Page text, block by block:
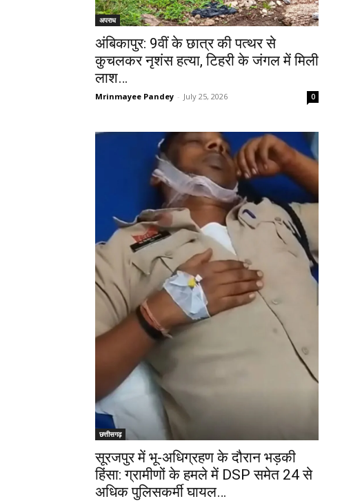
अपराध
अंबिकापुर: 9वीं के छात्र की पत्थर से
कुचलकर नृशंस हत्या, टिहरी के जंगल में मिली
लाश…
Mrinmayee Pandey - July 25, 2026 0
छत्तीसगढ़
सूरजपुर में भू-अधिग्रहण के दौरान भड़की
हिंसा: ग्रामीणों के हमले में DSP समेत 24 से
अधिक पुलिसकर्मी घायल…